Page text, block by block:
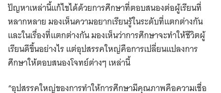
ปัญหาเหล่านี้แก้ไขได้ด้วยการศึกษาที่ตอบสนองต่อผู้เรียนที่
หลากหลาย มองเห็นความอยากเรียนรู้ในระดับที่แตกต่างกัน
และในเรื่องที่แตกต่างกัน มองเห็นว่าการศึกษาจะทำให้ชีวิตผู้
เรียนดีขึ้นอย่างไร แต่อุปสรรคใหญ่คือการเปลี่ยนแปลงการ
ศึกษาให้ตอบสนองโจทย์ต่างๆ เหล่านี้
“อุปสรรคใหญ่ของการทำให้การศึกษามีคุณภาพคือความเชื่อ